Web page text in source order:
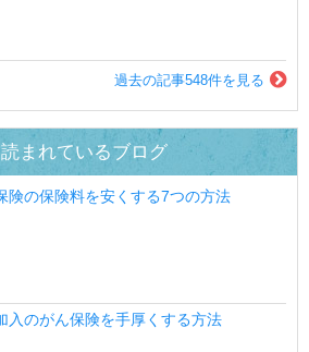
過去の記事548件を見る
まれているブログ
険の保険料を安くする7つの方法
入のがん保険を手厚くする方法